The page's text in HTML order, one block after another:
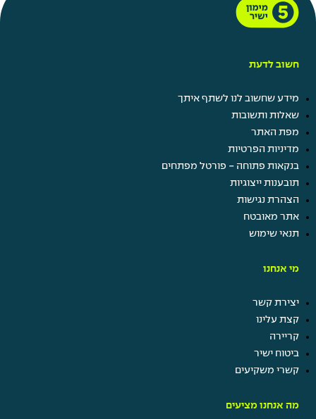
חשוב לדעת
מידע שחשוב לנו לשתף איתך
שאלות ותשובות
מפת האתר
מדיניות הפרטיות
בנקאות פתוחה - פורטל מפתחים
תובענות ייצוגיות
הצהרת נגישות
אתר מאובטח
תנאי שימוש
מי אנחנו
יצירת קשר
קצת עלינו
קריירה
ביטוח ישיר
קשרי משקיעים
מה אנחנו מציעים